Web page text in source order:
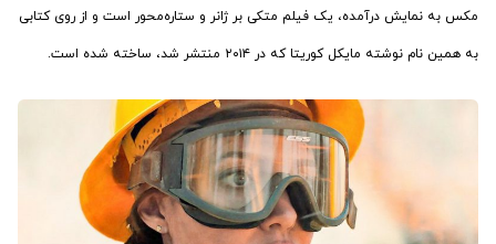
مکس به نمایش درآمده، یک فیلم متکی بر ژانر و ستاره‌محور است و از روی کتابی
به همین نام نوشته مایکل کوریتا که در ۲۰۱۴ منتشر شد، ساخته شده است.